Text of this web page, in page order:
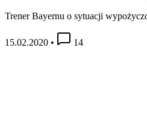
Trener Bayernu o sytuacji
15.02.2020 • 14